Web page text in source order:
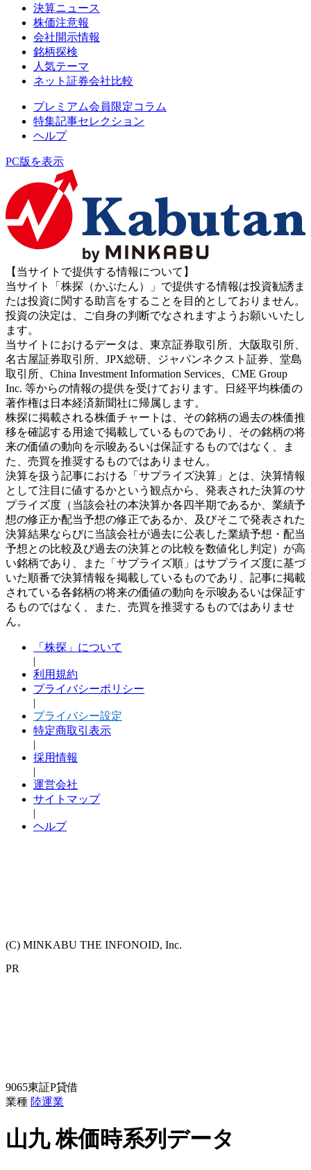
決算ニュース
株価注意報
会社開示情報
銘柄探検
人気テーマ
ネット証券会社比較
プレミアム会員限定コラム
特集記事セレクション
ヘルプ
PC版を表示
【当サイトで提供する情報について】
当サイト「株探（かぶたん）」で提供する情報は投資勧誘ま
たは投資に関する助言をすることを目的としておりません。
投資の決定は、ご自身の判断でなされますようお願いいたし
ます。
当サイトにおけるデータは、東京証券取引所、大阪取引所、
名古屋証券取引所、JPX総研、ジャパンネクスト証券、堂島
取引所、China Investment Information Services、CME Group
Inc. 等からの情報の提供を受けております。日経平均株価の
著作権は日本経済新聞社に帰属します。
株探に掲載される株価チャートは、その銘柄の過去の株価推
移を確認する用途で掲載しているものであり、その銘柄の将
来の価値の動向を示唆あるいは保証するものではなく、ま
た、売買を推奨するものではありません。
決算を扱う記事における「サプライズ決算」とは、決算情報
として注目に値するかという観点から、発表された決算のサ
プライズ度（当該会社の本決算か各四半期であるか、業績予
想の修正か配当予想の修正であるか、及びそこで発表された
決算結果ならびに当該会社が過去に公表した業績予想・配当
予想との比較及び過去の決算との比較を数値化し判定）が高
い銘柄であり、また「サプライズ順」はサプライズ度に基づ
いた順番で決算情報を掲載しているものであり、記事に掲載
されている各銘柄の将来の価値の動向を示唆あるいは保証す
るものではなく、また、売買を推奨するものではありませ
ん。
「株探」について
|
利用規約
プライバシーポリシー
|
プライバシー設定
特定商取引表示
|
採用情報
|
運営会社
サイトマップ
|
ヘルプ
(C) MINKABU THE INFONOID, Inc.
PR
9065東証P貸借
業種 陸運業
山九株価時系列データ